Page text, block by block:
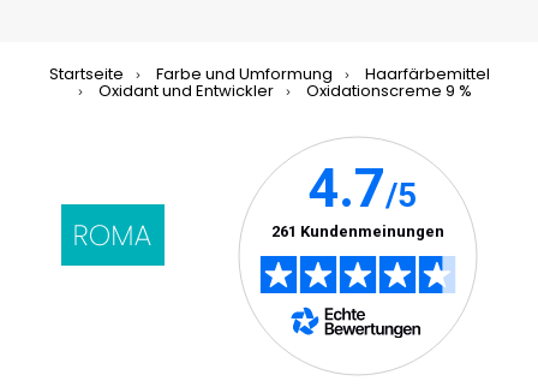
Startseite Farbe und Umformung Haarfärbemittel
Oxidant und Entwickler Oxidationscreme 9 %